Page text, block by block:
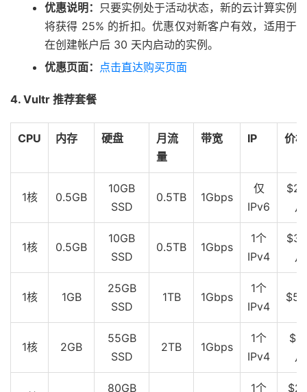
优惠说明： 只要实例处于活动状态，新的云计算实例
将获得 25% 的折扣。优惠仅对新客户有效，适用于
在创建帐户后 30 天内启动的实例。
优惠页面： 点击直达购买页面
4. Vultr 推荐套餐
CPU 内存 硬盘
月流
量
带宽 IP 价格
1核 0.5GB
10GB
SSD
0.5TB 1Gbps
仅
IPv6
月
1核 0.5GB
10GB
SSD
0.5TB 1Gbps
1个
IPv4
月
1核 1GB
25GB
SSD
1TB 1Gbps
1个
IPv4
$5/
1核 2GB
55GB
SSD
2TB 1Gbps
1个
IPv4
月
80GB 1个